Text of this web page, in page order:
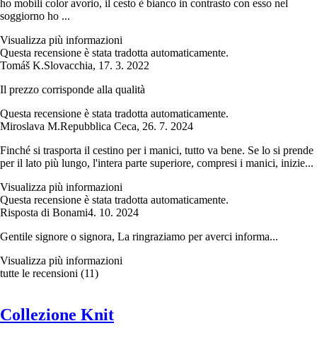
ho mobili color avorio, il cesto è bianco in contrasto con esso nel
soggiorno ho ...
Visualizza più informazioni
Questa recensione è stata tradotta automaticamente.
Tomáš K.Slovacchia, 17. 3. 2022
Il prezzo corrisponde alla qualità
Questa recensione è stata tradotta automaticamente.
Miroslava M.Repubblica Ceca, 26. 7. 2024
Finché si trasporta il cestino per i manici, tutto va bene. Se lo si prende
per il lato più lungo, l'intera parte superiore, compresi i manici, inizie...
Visualizza più informazioni
Questa recensione è stata tradotta automaticamente.
Risposta di Bonami4. 10. 2024
Gentile signore o signora, La ringraziamo per averci informa...
Visualizza più informazioni
tutte le recensioni (11)
Collezione Knit